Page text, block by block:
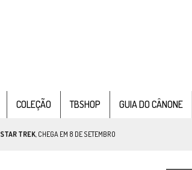
COLEÇÃO TBSHOP GUIA DO CÂNONE
STAR TREK, CHEGA EM 8 DE SETEMBRO